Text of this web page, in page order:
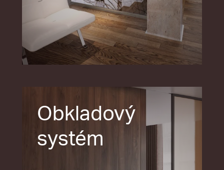
Obkladový
systém